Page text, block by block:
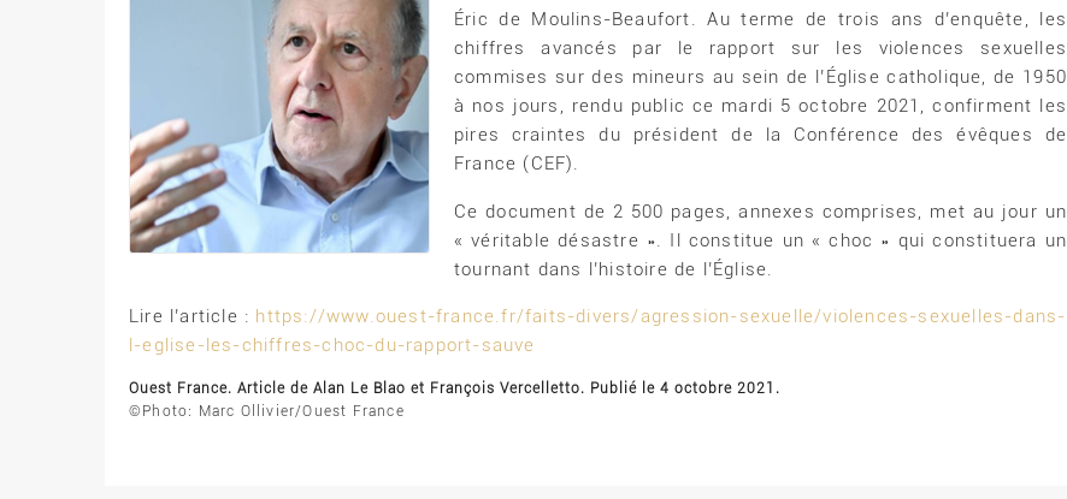
Éric de Moulins-Beaufort. Au terme de trois ans d’enquête, les
chiffres avancés par le rapport sur les violences sexuelles
commises sur des mineurs au sein de l’Église catholique, de 1950
à nos jours, rendu public ce mardi 5 octobre 2021, confirment les
pires craintes du président de la Conférence des évêques de
France (CEF).
Ce document de 2 500 pages, annexes comprises, met au jour un
« véritable désastre ». Il constitue un « choc » qui constituera un
tournant dans l’histoire de l’Église.
Lire l’article : https://www.ouest-france.fr/faits-divers/agression-sexuelle/violences-sexuelles-dans-
l-eglise-les-chiffres-choc-du-rapport-sauve
Ouest France. Article de Alan Le Blao et François Vercelletto. Publié le 4 octobre 2021.
©Photo: Marc Ollivier/Ouest France